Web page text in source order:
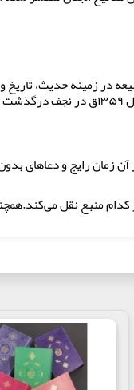
قمی از علمای شیعه در
است که معروف‌ترین آنها مفاتیح الجنان،
زمان رایج و دعاهای
کدام منبع نقل
در چند باب
نماز
علی در مسجد